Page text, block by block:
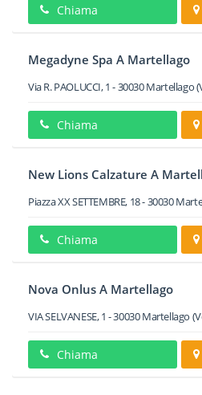
Chiama
Megadyne Spa A Martellago
Via R. PAOLUCCI, 1 -30030Martellago
Chiama
New Lions Calzature A
Piazza XX SETTEMBRE, 18-30030
Chiama
Nova Onlus A Martellago
VIA SELVANESE, 1 -30030Martellago
Chiama